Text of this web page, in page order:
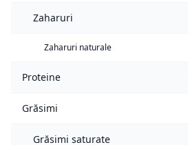
Zaharuri
Zaharuri naturale
Proteine
Grăsimi
Grăsimi saturate